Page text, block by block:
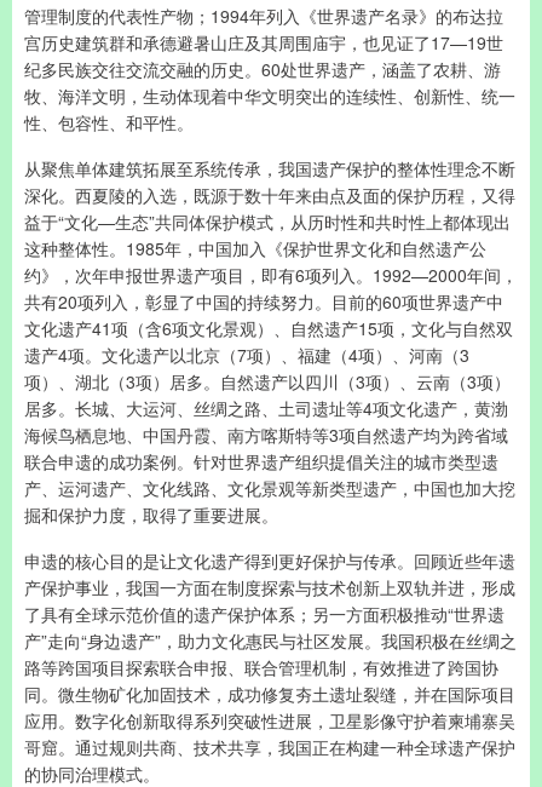
管理制度的代表性产物；1994年列入《世界遗产名录》的布达拉
宫历史建筑群和承德避暑山庄及其周围庙宇，也见证了17—19世
纪多民族交往交流交融的历史。60处世界遗产，涵盖了农耕、游
牧、海洋文明，生动体现着中华文明突出的连续性、创新性、统一
性、包容性、和平性。
从聚焦单体建筑拓展至系统传承，我国遗产保护的整体性理念不断
深化。西夏陵的入选，既源于数十年来由点及面的保护历程，又得
益于“文化—生态”共同体保护模式，从历时性和共时性上都体现出
这种整体性。1985年，中国加入《保护世界文化和自然遗产公
约》，次年申报世界遗产项目，即有6项列入。1992—2000年间，
共有20项列入，彰显了中国的持续努力。目前的60项世界遗产中
文化遗产41项（含6项文化景观）、自然遗产15项，文化与自然双
遗产4项。文化遗产以北京（7项）、福建（4项）、河南（3
项）、湖北（3项）居多。自然遗产以四川（3项）、云南（3项）
居多。长城、大运河、丝绸之路、土司遗址等4项文化遗产，黄渤
海候鸟栖息地、中国丹霞、南方喀斯特等3项自然遗产均为跨省域
联合申遗的成功案例。针对世界遗产组织提倡关注的城市类型遗
产、运河遗产、文化线路、文化景观等新类型遗产，中国也加大挖
掘和保护力度，取得了重要进展。
申遗的核心目的是让文化遗产得到更好保护与传承。回顾近些年遗
产保护事业，我国一方面在制度探索与技术创新上双轨并进，形成
了具有全球示范价值的遗产保护体系；另一方面积极推动“世界遗
产”走向“身边遗产”，助力文化惠民与社区发展。我国积极在丝绸之
路等跨国项目探索联合申报、联合管理机制，有效推进了跨国协
同。微生物矿化加固技术，成功修复夯土遗址裂缝，并在国际项目
应用。数字化创新取得系列突破性进展，卫星影像守护着柬埔寨吴
哥窟。通过规则共商、技术共享，我国正在构建一种全球遗产保护
的协同治理模式。